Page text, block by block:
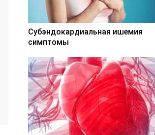
Субэндокардиальная ишемия
симптомы